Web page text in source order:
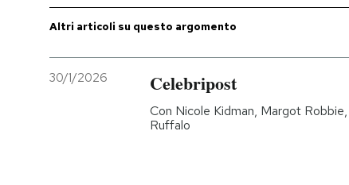
Altri articoli su questo argomento
30/1/2026 Celebripost
Con Nicole Kidman, Margot
Ruffalo